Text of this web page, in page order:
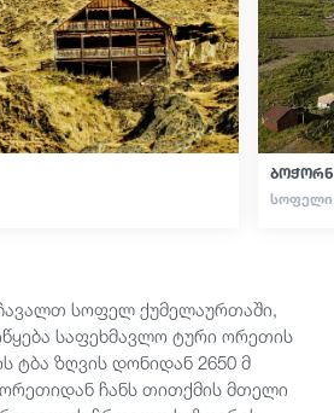
ᲡᲝᲤᲔᲚᲘ
სოფელ ქუმელაურთაში,
საფეხმავლო ტური ორეთის
ტბა ზღვის დონიდან 2650 მ
ჩანს თითქმის მთელი